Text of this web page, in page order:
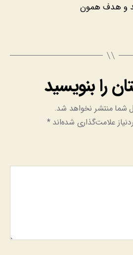
و هدف همون
را بنویسید
شما منتشر نخواهد شد.
علامت‌گذاری شده‌اند*